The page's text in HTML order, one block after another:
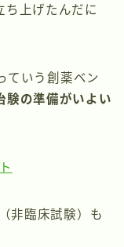
ち上げたんだに
ていう創薬ベン
験の準備がいよい
非臨床試験）も